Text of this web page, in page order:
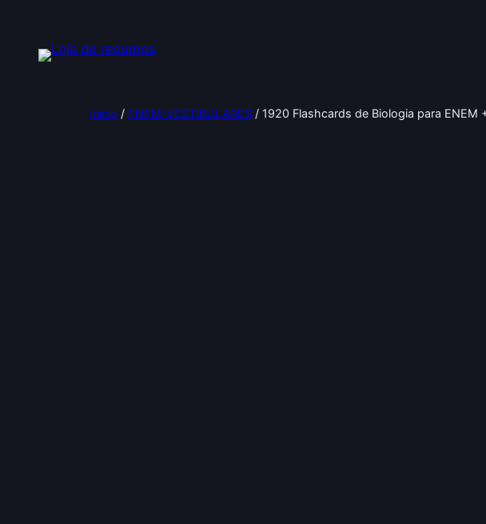
Início / ENEM-VESTIBULARES / 1920 Flashcards de Biologia para ENEM